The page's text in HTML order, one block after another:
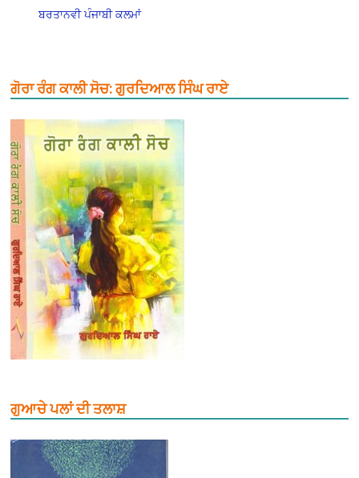
ਬਰਤਾਨਵੀ ਪੰਜਾਬੀ ਕਲਮਾਂ
ਗੋਰਾ ਰੰਗ ਕਾਲੀ ਸੋਚ: ਗੁਰਦਿਆਲ ਸਿੰਘ ਰਾਏ
ਗੁਆਚੇ ਪਲਾਂ ਦੀ ਤਲਾਸ਼